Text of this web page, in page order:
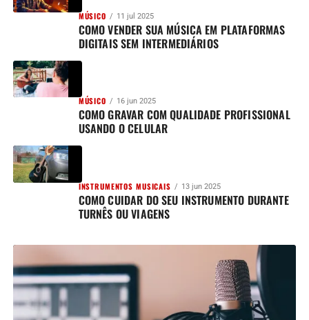
MÚSICO 11 jul 2025
COMO VENDER SUA MÚSICA EM PLATAFORMAS
DIGITAIS SEM INTERMEDIÁRIOS
MÚSICO 16 jun 2025
COMO GRAVAR COM QUALIDADE PROFISSIONAL
USANDO O CELULAR
INSTRUMENTOS MUSICAIS 13 jun 2025
COMO CUIDAR DO SEU INSTRUMENTO DURANTE
TURNÊS OU VIAGENS